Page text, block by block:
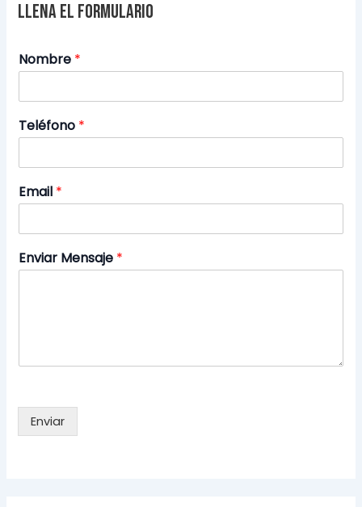
Llena el formulario
Nombre *
Teléfono *
Email *
Enviar Mensaje *
Enviar